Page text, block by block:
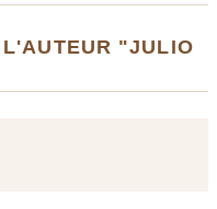
L'AUTEUR "JULIO